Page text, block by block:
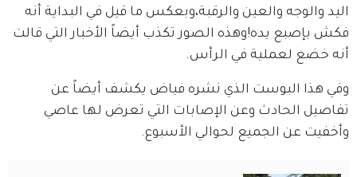
اليد والوجه والعين والرقبة،وبعكس ما قيل في البداية أنه
فكش بإصبع يده!وهذه الصور تكذب أيضاً الأخبار التي قالت
أنه خضع لعملية في الرأس.
وفي هذا البوست الذي نشره فياض يكشف أيضاً عن
تفاصيل الحادث وعن الإصابات التي تعرض لها عاصي
وأخفيت عن الجميع لحوالي الأسبوع.